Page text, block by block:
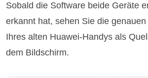
Sobald die Software beide Geräte
erkannt hat, sehen Sie die
Ihres alten Huawei-Handys als
dem Bildschirm.